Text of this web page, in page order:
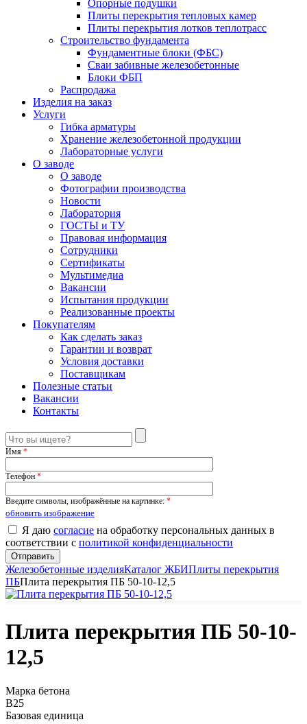
Опорные подушки
Плиты перекрытия тепловых камер
Плиты перекрытия лотков теплотрасс
Строительство фундамента
Фундаментные блоки (ФБС)
Сваи забивные железобетонные
Блоки ФБП
Распродажа
Изделия на заказ
Услуги
Гибка арматуры
Хранение железобетонной продукции
Лабораторные услуги
О заводе
О заводе
Фотографии производства
Новости
Лаборатория
ГОСТЫ и ТУ
Правовая информация
Сотрудники
Сертификаты
Мультимедиа
Вакансии
Испытания продукции
Реализованные проекты
Покупателям
Как сделать заказ
Гарантии и возврат
Условия доставки
Поставщикам
Полезные статьи
Вакансии
Контакты
Имя *
Телефон *
Введите символы, изображённые на картинке: *
обновить изображение
Я даю согласие на обработку персональных данных в
соответствии с политикой конфиденциальности
Железобетонные изделияКаталог ЖБИПлиты перекрытия
ПБПлита перекрытия ПБ 50-10-12,5
Плита перекрытия ПБ 50-10-
12,5
Марка бетона
B25
Базовая единица